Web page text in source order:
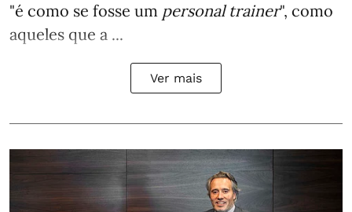
"é como se fosse um personal trainer", como
aqueles que a ...
Ver mais